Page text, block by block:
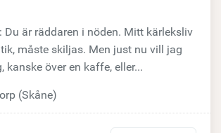
: Du är räddaren i nöden. Mitt kärleksliv
måste skiljas. Men just nu vill jag
kanske över en kaffe, eller...
(Skåne)